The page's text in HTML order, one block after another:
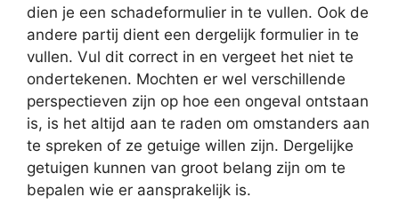
dien je een schadeformulier in te vullen. Ook de
andere partij dient een dergelijk formulier in te
vullen. Vul dit correct in en vergeet het niet te
ondertekenen. Mochten er wel verschillende
perspectieven zijn op hoe een ongeval ontstaan
is, is het altijd aan te raden om omstanders aan
te spreken of ze getuige willen zijn. Dergelijke
getuigen kunnen van groot belang zijn om te
bepalen wie er aansprakelijk is.